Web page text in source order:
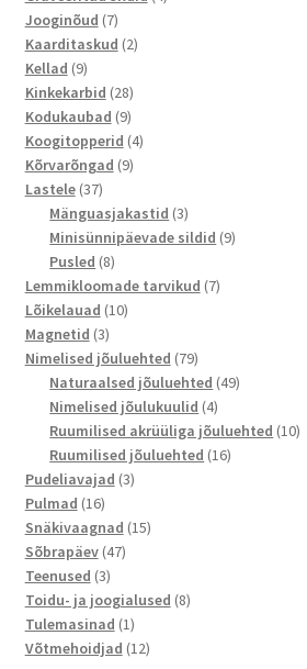
Jooginõud 77
toodet
Kaarditaskud 22
Kellad 99
toodet
Kinkekarbid 2828
toodet
Kodukaubad 99
toodet
Koogitopperid 44
Kõrvarõngad 99
Lastele 3737
toodet
Mänguasjakastid 33
toodet
Minisünnipäevade sildid 99
Pusled 88
toodet
Lemmikloomade tarvikud 77
Lõikelauad 1010
Magnetid 33
toodet
Nimelised jõuluehted 7979
toodet
Naturaalsed jõuluehted 4949
Nimelised jõulukuulid 44
toodet
Ruumilised akrüüliga jõuluehted 1010
Ruumilised jõuluehted 1616
Pudeliavajad 33
Pulmad 1616
toodet
Snäkivaagnad 1515
Sõbrapäev 4747
Teenused 33
toodet
Toidu- ja joogialused 88
Tulemasinad 11
toode
Võtmehoidjad 1212